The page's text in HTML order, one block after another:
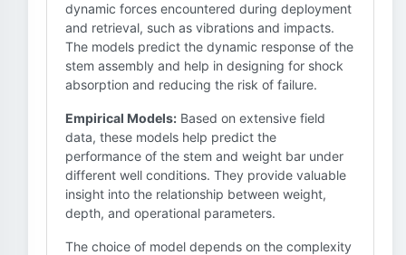
dynamic forces encountered during deployment
and retrieval, such as vibrations and impacts.
The models predict the dynamic response of the
stem assembly and help in designing for shock
absorption and reducing the risk of failure.
Empirical Models: Based on extensive field
data, these models help predict the
performance of the stem and weight bar under
different well conditions. They provide valuable
insight into the relationship between weight,
depth, and operational parameters.
The choice of model depends on the complexity